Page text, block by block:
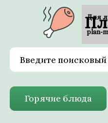
Горячие блюда
Для
plan-